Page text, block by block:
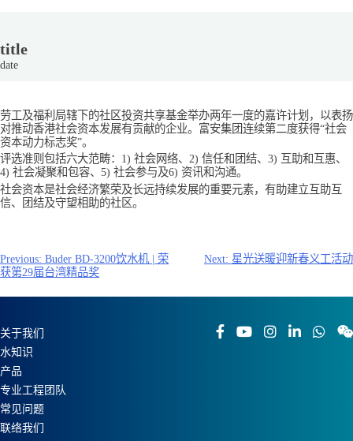
title
date
劳工及福利局辖下的社区投资共享基金举办两年一度的嘉许计划，以表扬
对推动香港社会资本发展有贡献的企业。富安集团连续第二度获得“社会
资本动力标志奖”。
评选准则包括六大范畴：1) 社会网络、2) 信任和团结、3) 互助和互惠、
4) 社会凝聚和包容、5) 社会参与及6) 资讯和沟通。
社会资本是社会经济繁荣及长远持续发展的重要元素，有助建立互助互
信、团结及守望相助的社区。
文
章
导
Previous: Buder BD-3200饮水机 | 荣
获第29届台湾精品奖
Next: 星光送暖迎新春义工活动
关于我们
水知识
产品
专业工程团队
常见问题
联络我们